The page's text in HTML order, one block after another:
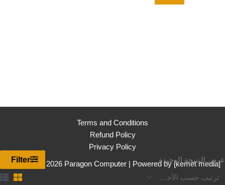
عرض النتيجة الوحيدة Filter
Terms and Conditions
Refund Policy
Privacy Policy
Copyright © 2026 Paragon Computer | Powered by [kemet media]